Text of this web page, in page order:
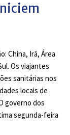
China, Irã, Área
Os viajantes
sanitárias nos
locais de
governo dos
segunda-feira